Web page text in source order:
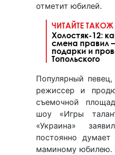
отметит юбилей.
ЧИТАЙТЕ ТАКОЖ
Холостяк-12:
смена правил
подарки и
Топольского
Популярный певец,
режиссер и
съемочной
шоу «Игры
«Украина»
постоянно
маминому юбилею.